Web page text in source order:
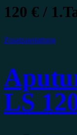
120 € /
Zusatzaustattung
LS